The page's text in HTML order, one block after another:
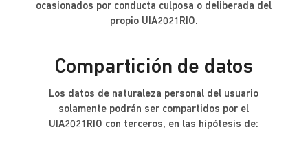
ocasionados por conducta culposa o deliberada del
propio UIA2021RIO.
Compartición de datos
Los datos de naturaleza personal del usuario
solamente podrán ser compartidos por el
UIA2021RIO con terceros, en las hipótesis de: